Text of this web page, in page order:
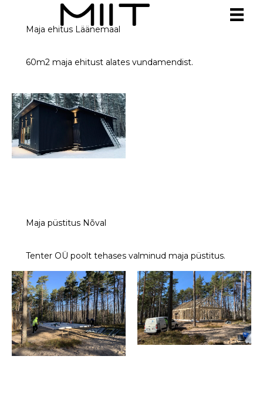
Maja ehitus Läänemaal
60m2 maja ehitust alates vundamendist.
Maja püstitus Nõval
Tenter OÜ poolt tehases valminud maja püstitus.